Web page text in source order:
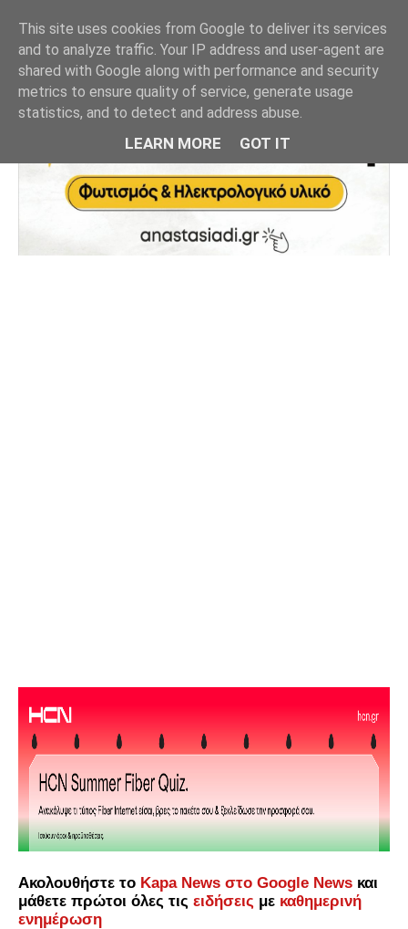
Ακολουθήστε το Kapa News στο Google News και
μάθετε πρώτοι όλες τις ειδήσεις με καθημερινή
ενημέρωση
This site uses cookies from Google to deliver its services
and to analyze traffic. Your IP address and user-agent are
shared with Google along with performance and security
metrics to ensure quality of service, generate usage
statistics, and to detect and address abuse.
LEARN MORE GOT IT